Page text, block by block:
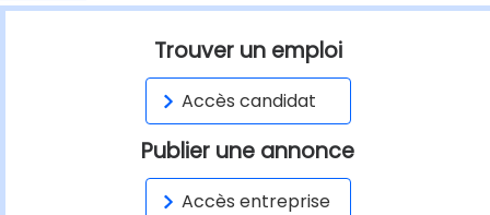
Trouver un emploi
Accès candidat
Publier une annonce
Accès entreprise